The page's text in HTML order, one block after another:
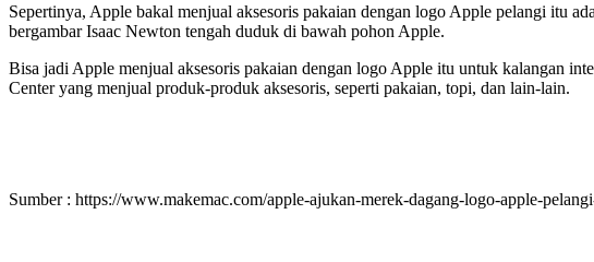
Sepertinya, Apple bakal menjual aksesoris pakaian dengan logo Apple pelangi itu
bergambar Isaac Newton tengah duduk di bawah pohon Apple.
Bisa jadi Apple menjual aksesoris pakaian dengan logo Apple itu untuk kalangan
Center yang menjual produk-produk aksesoris, seperti pakaian, topi, dan lain-lain.
Sumber : https://www.makemac.com/apple-ajukan-merek-dagang-logo-apple-